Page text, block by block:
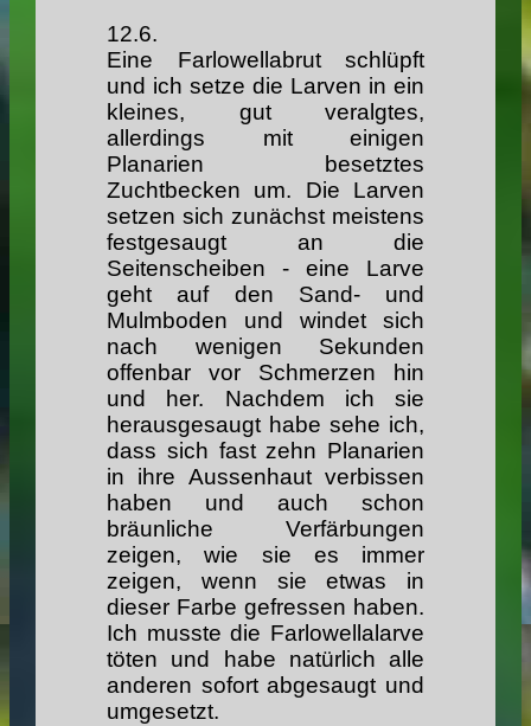
12.6.
Eine Farlowellabrut schlüpft
und ich setze die Larven in ein
kleines, gut veralgtes,
allerdings mit einigen
Planarien besetztes
Zuchtbecken um. Die Larven
setzen sich zunächst meistens
festgesaugt an die
Seitenscheiben - eine Larve
geht auf den Sand- und
Mulmboden und windet sich
nach wenigen Sekunden
offenbar vor Schmerzen hin
und her. Nachdem ich sie
herausgesaugt habe sehe ich,
dass sich fast zehn Planarien
in ihre Aussenhaut verbissen
haben und auch schon
bräunliche Verfärbungen
zeigen, wie sie es immer
zeigen, wenn sie etwas in
dieser Farbe gefressen haben.
Ich musste die Farlowellalarve
töten und habe natürlich alle
anderen sofort abgesaugt und
umgesetzt.